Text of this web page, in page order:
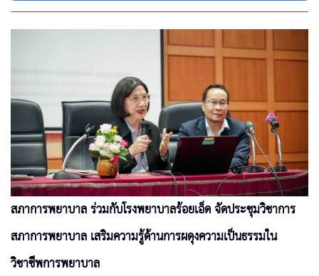
สภาการพยาบาล ร่วมกับโรงพยาบาลร้อยเอ็ด จัดประชุมวิชาการ
สภาการพยาบาล เสริมความรู้ด้านการผดุงความเป็นธรรมใน
วิชาชีพการพยาบาล